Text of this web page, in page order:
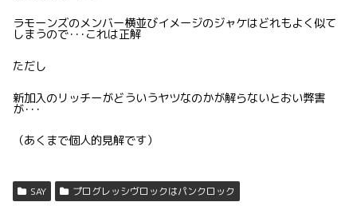
ラモーンズのメンバー横並びイメージのジャケはどれもよく似て
しまうので･･･これは正解
ただし
新加入のリッチーがどういうヤツなのかが解らないとおい弊害
が･･･
（あくまで個人的見解です）
SAY プログレッシヴロックはパンクロック